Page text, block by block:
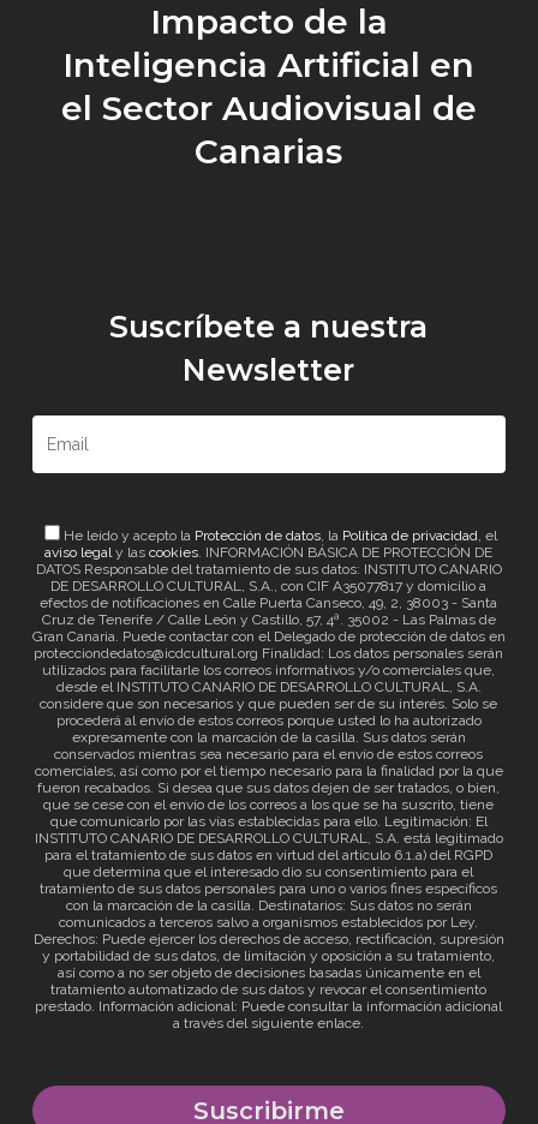
Impacto de la
Inteligencia Artificial en
el Sector Audiovisual de
Canarias
Suscríbete a nuestra
Newsletter
He leído y acepto la Protección de datos, la Política de privacidad, el
aviso legaly lascookies. INFORMACIÓN BÁSICA DE PROTECCIÓN DE
DATOS Responsable del tratamiento de sus datos: INSTITUTO CANARIO
DE DESARROLLO CULTURAL, S.A., con CIF A35077817 y domicilio a
efectos de notificaciones en Calle Puerta Canseco, 49, 2, 38003 - Santa
Cruz de Tenerife / Calle León y Castillo, 57, 4ª. 35002 - Las Palmas de
Gran Canaria. Puede contactar con el Delegado de protección de datos en
protecciondedatos@icdcultural.org Finalidad: Los datos personales serán
utilizados para facilitarle los correos informativos y/o comerciales que,
desde el INSTITUTO CANARIO DE DESARROLLO CULTURAL, S.A.
considere que son necesarios y que pueden ser de su interés. Solo se
procederá al envío de estos correos porque usted lo ha autorizado
expresamente con la marcación de la casilla. Sus datos serán
conservados mientras sea necesario para el envío de estos correos
comerciales, así como por el tiempo necesario para la finalidad por la que
fueron recabados. Si desea que sus datos dejen de ser tratados, o bien,
que se cese con el envío de los correos a los que se ha suscrito, tiene
que comunicarlo por las vías establecidas para ello. Legitimación: El
INSTITUTO CANARIO DE DESARROLLO CULTURAL, S.A. está legitimado
para el tratamiento de sus datos en virtud del artículo 6.1.a) del RGPD
que determina que el interesado dio su consentimiento para el
tratamiento de sus datos personales para uno o varios fines específicos
con la marcación de la casilla. Destinatarios: Sus datos no serán
comunicados a terceros salvo a organismos establecidos por Ley.
Derechos: Puede ejercer los derechos de acceso, rectificación, supresión
y portabilidad de sus datos, de limitación y oposición a su tratamiento,
así como a no ser objeto de decisiones basadas únicamente en el
tratamiento automatizado de sus datos y revocar el consentimiento
prestado. Información adicional: Puede consultar la información adicional
a través del siguienteenlace.